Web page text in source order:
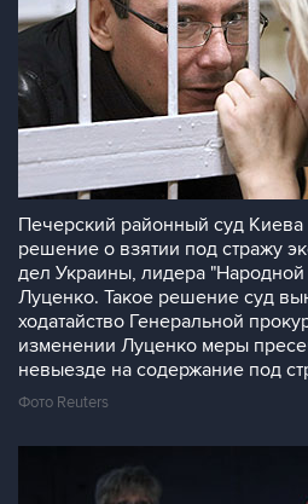
Печерский районный суд
решение о взятии под стражу
дел Украины, лидера
Луценко. Такое решение суд
ходатайство Генеральной
изменении Луценко меры
невыезде на содержание под
Фото Reuters